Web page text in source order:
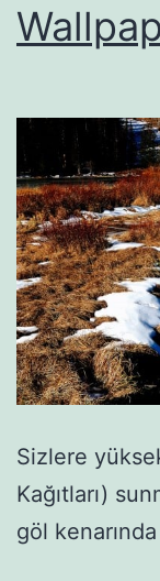
Sizlere
Kağıtları)
göl